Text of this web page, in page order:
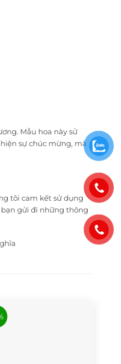
Mẫu hoa này sử
sự chúc mừng, mà
tôi cam kết sử dụng
gửi đi những thông